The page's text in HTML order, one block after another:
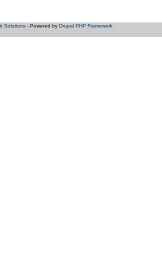
Solutions- Powered by Drupal PHP Framework